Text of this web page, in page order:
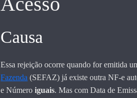
Causa
Essa rejeição ocorre quando for emitida
Fazenda (SEFAZ) já existe outra NF-e
e Númeroiguais. Mas com Data de